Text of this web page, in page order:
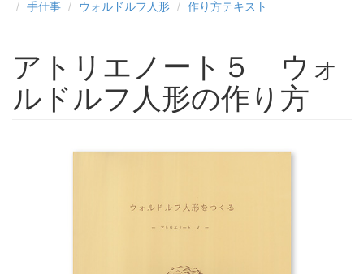
手仕事
ウォルドルフ人形 作り方テキスト
アトリエノート５ ウォ
ルドルフ人形の作り方